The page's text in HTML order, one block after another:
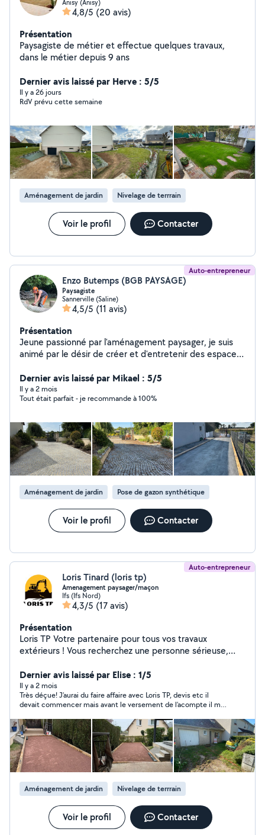
Anisy (Anisy)
4,8/5 (20 avis)
Présentation
Paysagiste de métier et effectue quelques travaux,
dans le métier depuis 9 ans
Dernier avis laissé par Herve : 5/5
Il y a 26 jours
RdV prévu cette semaine
Aménagement de jardin Nivelage de terrrain
Voir le profil Contacter
Auto-entrepreneur
Enzo Butemps (BGB PAYSAGE)
Paysagiste
Sannerville (Saline)
4,5/5 (11 avis)
Présentation
Jeune passionné par l'aménagement paysager, je suis
animé par le désir de créer et d'entretenir des espaces
en aménagement paysager et une solide expérience sur
le terrain, je vous propose donc mes services : -
débroussaillage / tonte de pelouse - élagage / abattage
désherbage / remise en état d'un terrain Motivé,
dynamique et à l'écoute des besoins des clients, je
cherche à apporter une touche unique à chaque
espace, pour avoir et donner le meilleur des résultats
possibles.
Dernier avis laissé par Mikael : 5/5
Il y a 2 mois
Tout était parfait - je recommande à 100%
Aménagement de jardin Pose de gazon synthétique
Voir le profil Contacter
Auto-entrepreneur
Loris Tinard (loris tp)
Amenagement paysager/maçon
Ifs (Ifs Nord)
4,3/5 (17 avis)
Présentation
Loris TP Votre partenaire pour tous vos travaux
extérieurs ! Vous recherchez une personne sérieuse,
savoir-faire à votre service pour réaliser vos projets avec
un travail de qualité. Terrassement et préparation de
terrain Dalles béton et petits travaux de maçonnerie
Aménagement extérieur Tonte de pelouse (ponctuelle
ou contrat annuel) Débroussaillage Entretien de jardins
Évacuation de terre, gravats et déchets verts
Nettoyage et remise en état de vos extérieurs Devis
gratuit Travail soigné et conseils personnalisés
Intervention rapide selon disponibilité Tarifs
transparents et adaptés à votre projet Chaque chantier
est réalisé avec sérieux, que ce soit pour une petite
intervention ou un projet plus important. N'hésitez pas à
me contacter, je réponds rapidement à toutes vos
demandes de devis ou de renseignements.
Dernier avis laissé par Elise : 1/5
Il y a 2 mois
Très déçue! J’aurai du faire affaire avec Loris TP, devis etc il
devait commencer mais avant le versement de l’acompte il m’a
a été volé. Je reste surprise de voir encore une activité sur allo
voisin et de répondre à des demandes. J’aurai aimé plus
d’honnêteté…
Aménagement de jardin Nivelage de terrrain
Voir le profil Contacter